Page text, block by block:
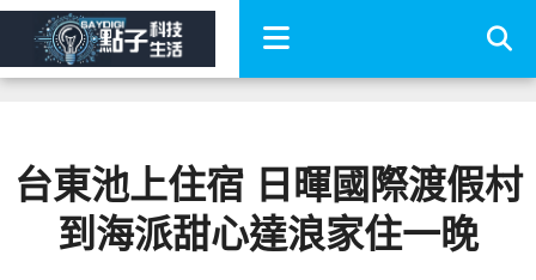
台東池上住宿 日暉國際渡假村
到海派甜心達浪家住一晚